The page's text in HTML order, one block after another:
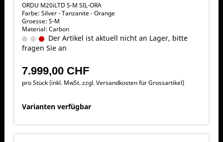
ORDU M20iLTD S-M SIL-ORA
Farbe: Silver - Tanzanite - Orange
Groesse: S-M
Material: Carbon
Der Artikel ist aktuell nicht an Lager, bitte
fragen Sie an
7.999,00 CHF
pro Stück (inkl. MwSt. zzgl.Versandkosten für Grossartikel)
Varianten verfügbar